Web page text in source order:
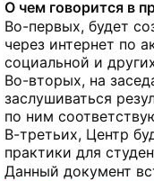
О чем говорится в
Во-первых, будет
через интернет по
социальной и
Во-вторых, на
заслушиваться
по ним
В-третьих, Центр
практики для
Данный документ